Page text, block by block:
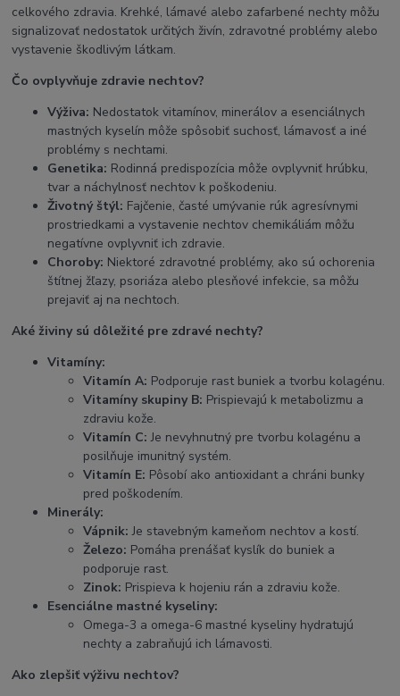
celkového zdravia. Krehké, lámavé alebo zafarbené nechty môžu
signalizovať nedostatok určitých živín, zdravotné problémy alebo
vystavenie škodlivým látkam.
Čo ovplyvňuje zdravie nechtov?
Výživa: Nedostatok vitamínov, minerálov a esenciálnych
mastných kyselín môže spôsobiť suchosť, lámavosť a iné
problémy s nechtami.
Genetika: Rodinná predispozícia môže ovplyvniť hrúbku,
tvar a náchylnosť nechtov k poškodeniu.
Životný štýl: Fajčenie, časté umývanie rúk agresívnymi
prostriedkami a vystavenie nechtov chemikáliám môžu
negatívne ovplyvniť ich zdravie.
Choroby: Niektoré zdravotné problémy, ako sú ochorenia
štítnej žľazy, psoriáza alebo plesňové infekcie, sa môžu
prejaviť aj na nechtoch.
Aké živiny sú dôležité pre zdravé nechty?
Vitamíny:
Vitamín A: Podporuje rast buniek a tvorbu kolagénu.
Vitamíny skupiny B: Prispievajú k metabolizmu a
zdraviu kože.
Vitamín C: Je nevyhnutný pre tvorbu kolagénu a
posilňuje imunitný systém.
Vitamín E: Pôsobí ako antioxidant a chráni bunky
pred poškodením.
Minerály:
Vápnik: Je stavebným kameňom nechtov a kostí.
Železo: Pomáha prenášať kyslík do buniek a
podporuje rast.
Zinok: Prispieva k hojeniu rán a zdraviu kože.
Esenciálne mastné kyseliny:
Omega-3 a omega-6 mastné kyseliny hydratujú
nechty a zabraňujú ich lámavosti.
Ako zlepšiť výživu nechtov?